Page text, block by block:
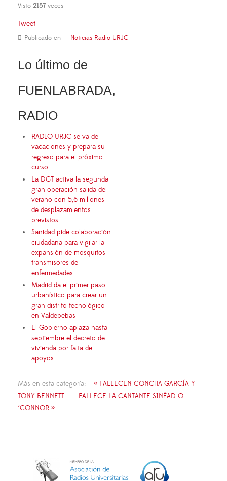
Visto 2157 veces
Tweet
Publicado en Noticias Radio URJC
Lo último de
FUENLABRADA,
RADIO
RADIO URJC se va de
vacaciones y prepara su
regreso para el próximo
curso
La DGT activa la segunda
gran operación salida del
verano con 5,6 millones
de desplazamientos
previstos
Sanidad pide colaboración
ciudadana para vigilar la
expansión de mosquitos
transmisores de
enfermedades
Madrid da el primer paso
urbanístico para crear un
gran distrito tecnológico
en Valdebebas
El Gobierno aplaza hasta
septiembre el decreto de
vivienda por falta de
apoyos
Más en esta categoría:
« FALLECEN CONCHA GARCÍA Y
TONY BENNETT
FALLECE LA CANTANTE SINÉAD O
´CONNOR »